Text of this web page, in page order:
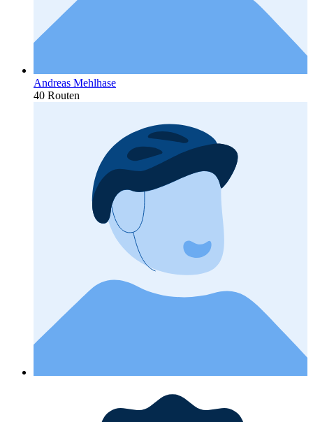
Andreas Mehlhase
40 Routen